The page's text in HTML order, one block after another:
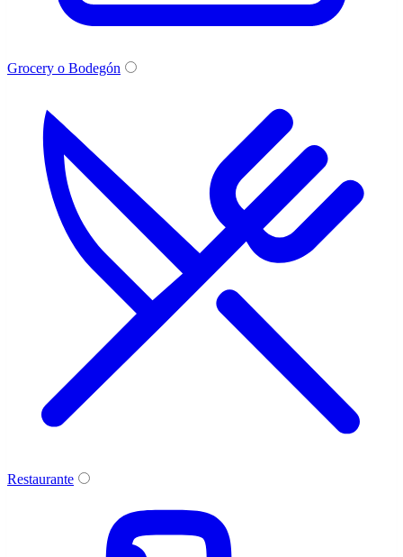
Grocery o Bodegón
Restaurante